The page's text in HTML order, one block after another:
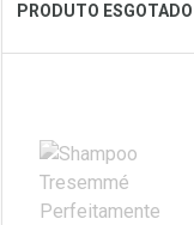
Ver Desconto
PRODUTO ESGOTADO
Laboratório
Por Menos